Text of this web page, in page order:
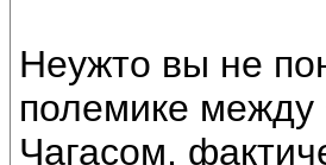
Неужто вы не
полемике
Чагасом,